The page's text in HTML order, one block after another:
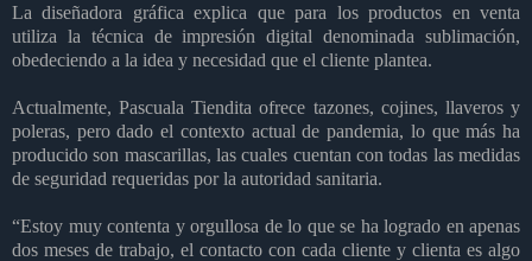
La diseñadora gráfica explica que para los productos en venta
utiliza la técnica de impresión digital denominada sublimación,
obedeciendo a la idea y necesidad que el cliente plantea.
Actualmente, Pascuala Tiendita ofrece tazones, cojines, llaveros y
poleras, pero dado el contexto actual de pandemia, lo que más ha
producido son mascarillas, las cuales cuentan con todas las medidas
de seguridad requeridas por la autoridad sanitaria.
“Estoy muy contenta y orgullosa de lo que se ha logrado en apenas
dos meses de trabajo, el contacto con cada cliente y clienta es algo